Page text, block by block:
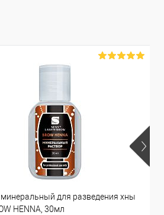
минеральный для разведения хны
HENNA, 30мл